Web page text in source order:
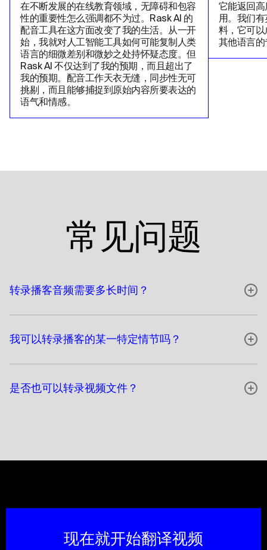
在不断发展的在线教育领域，无障碍和包容
性的重要性怎么强调都不为过。Rask AI 的
配音工具在这方面改变了我的生活。从一开
始，我就对人工智能工具如何可能复制人类
语言的细微差别和微妙之处持怀疑态度。但
Rask AI 不仅达到了我的预期，而且超出了
我的预期。配音工作天衣无缝，同步性无可
挑剔，而且能够捕捉到原始内容所要表达的
语气和情感。
它能返回
用。我们
料，它可
其他语言
常见问题
转录播客音频需要多长时间？
我可以转录播客的某一特定情节吗？
是否也可以转录视频文件？
现在就开始翻译视频